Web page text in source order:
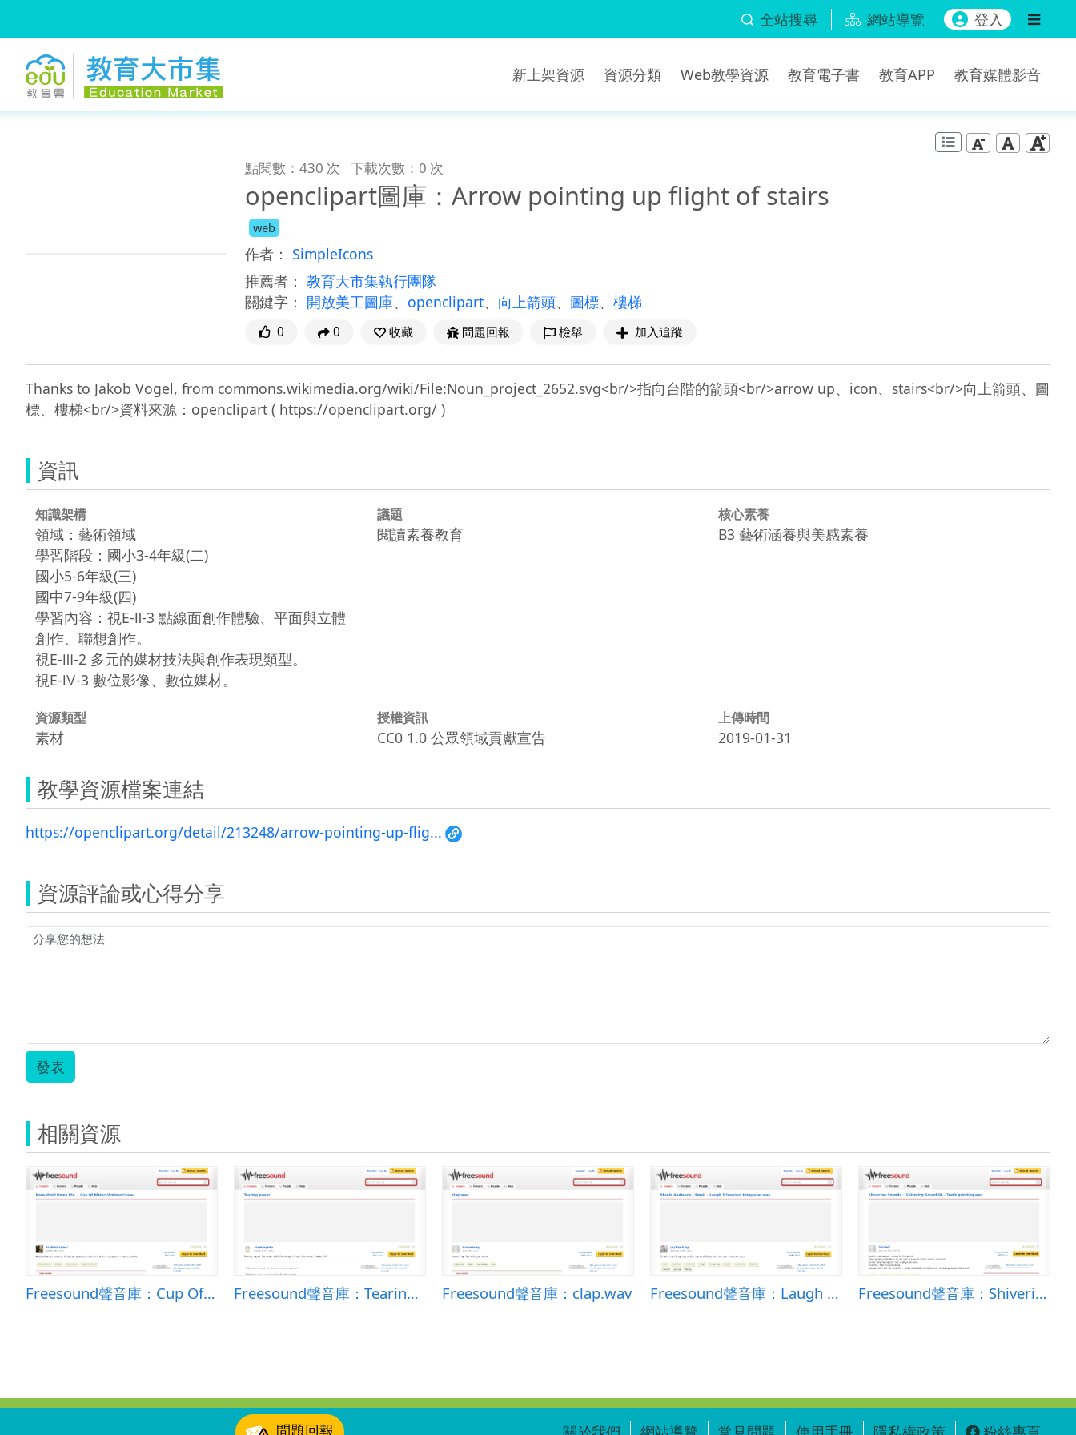
全站搜尋 網站導覽 登入
新上架資源 資源分類 Web教學資源 教育電子書 教育APP 教育媒體影音
點閱數：430 次 下載次數：0 次
openclipart圖庫：Arrow pointing up flight of stairs
web
作者： SimpleIcons
推薦者： 教育大市集執行團隊
關鍵字： 開放美工圖庫、 openclipart、 向上箭頭、 圖標、 樓梯
0 0 收藏 問題回報 檢舉 加入追蹤
Thanks to Jakob Vogel, from commons.wikimedia.org/wiki/File:Noun_project_2652.svg<br/>指向台階的箭頭<br/>arrow up、icon、stairs<br/>向上箭頭、圖
資訊
知識架構
領域：藝術領域
學習階段：國小3-4年級(二)
國小5-6年級(三)
國中7-9年級(四)
學習內容：視E-Ⅱ-3 點線面創作體驗、平面與立體
創作、聯想創作。
視E-Ⅲ-2 多元的媒材技法與創作表現類型。
視E-Ⅳ-3 數位影像、數位媒材。
議題
閱讀素養教育
核心素養
B3 藝術涵養與美感素養
資源類型
素材
授權資訊
CC0 1.0 公眾領域貢獻宣告
上傳時間
2019-01-31
教學資源檔案連結
https://openclipart.org/detail/213248/arrow-pointing-up-flig...
資源評論或心得分享
發表
相關資源
Freesound聲音庫：Cup Of Water (Ambient).wav Freesound聲音庫：Tearing paper Freesound聲音庫：clap.wav Freesound聲音庫：Laugh 3 funniest thing ever.wav Freesound聲音庫：Shivering Sound 06 - Teeth grinding.wav
問題回報